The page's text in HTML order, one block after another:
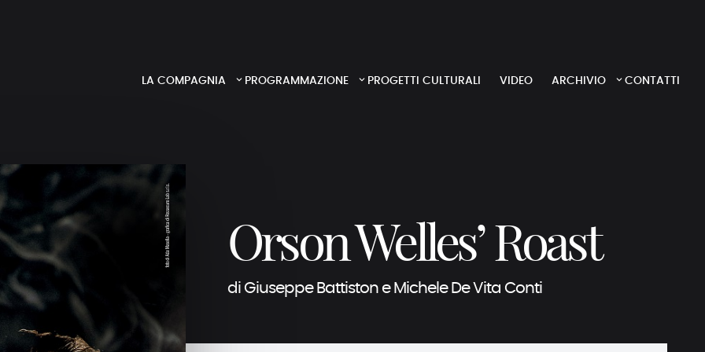
LA COMPAGNIA PROGRAMMAZIONE PROGETTI CULTURALI VIDEO ARCHIVIO CONTATTI
Orson Welles’ Roast
di Giuseppe Battiston e Michele De Vita Conti